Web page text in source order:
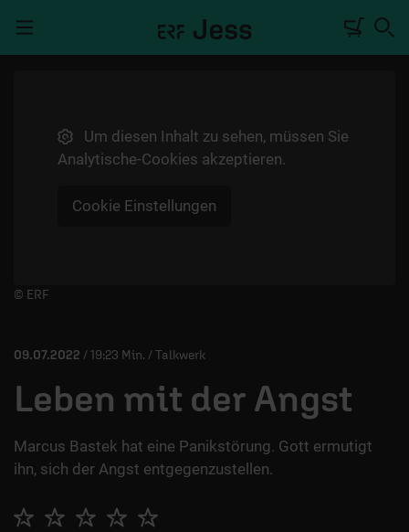
TALKWERK
PODCASTS
Um diesen Inhalt zu sehen, müssen Sie
Analytische-Cookies akzeptieren.
Cookie Einstellungen
Player starten/anhalten
© ERF
09.07.2022 / 19:23 Min. / Talkwerk
Leben mit der Angst
Marcus Bastek hat eine Panikstörung. Gott ermutigt
ihn, sich der Angst entgegenzustellen.